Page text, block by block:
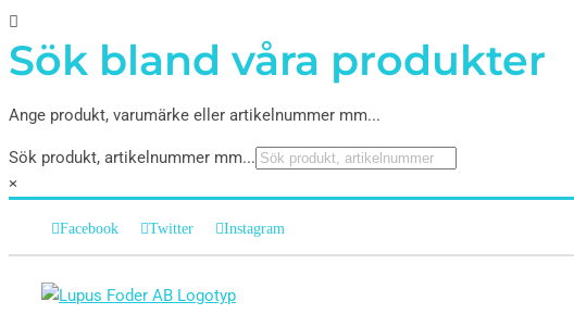
Sök bland våra produkter
Ange produkt, varumärke eller artikelnummer mm...
Sök produkt, artikelnummer mm...
×
Facebook Twitter Instagram